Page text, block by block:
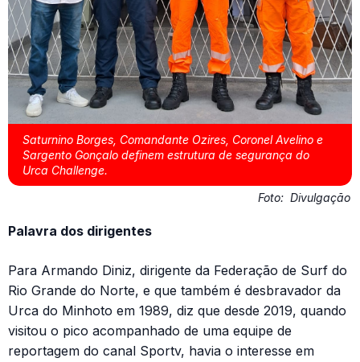
Saturnino Borges, Comandante Ozires, Coronel Avelino e
Sargento Gonçalo definem estrutura de segurança do
Urca Challenge.
Foto: Divulgação
Palavra dos dirigentes
Para Armando Diniz, dirigente da Federação de Surf do
Rio Grande do Norte, e que também é desbravador da
Urca do Minhoto em 1989, diz que desde 2019, quando
visitou o pico acompanhado de uma equipe de
reportagem do canal Sportv, havia o interesse em